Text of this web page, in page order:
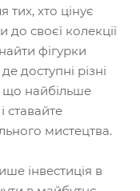
тих, хто цінує
до своєї колекції
фігурки
де доступні різні
що найбільше
ставайте
мистецтва.
інвестиція в